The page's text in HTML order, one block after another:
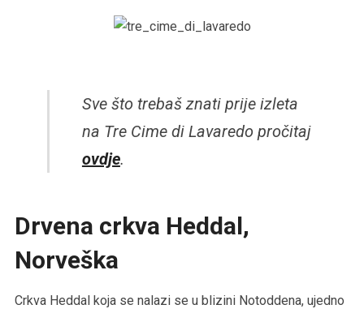
Sve što trebaš znati prije izleta
na Tre Cime di Lavaredo pročitaj
ovdje.
Drvena crkva Heddal,
Norveška
Crkva Heddal koja se nalazi se u blizini Notoddena, ujedno